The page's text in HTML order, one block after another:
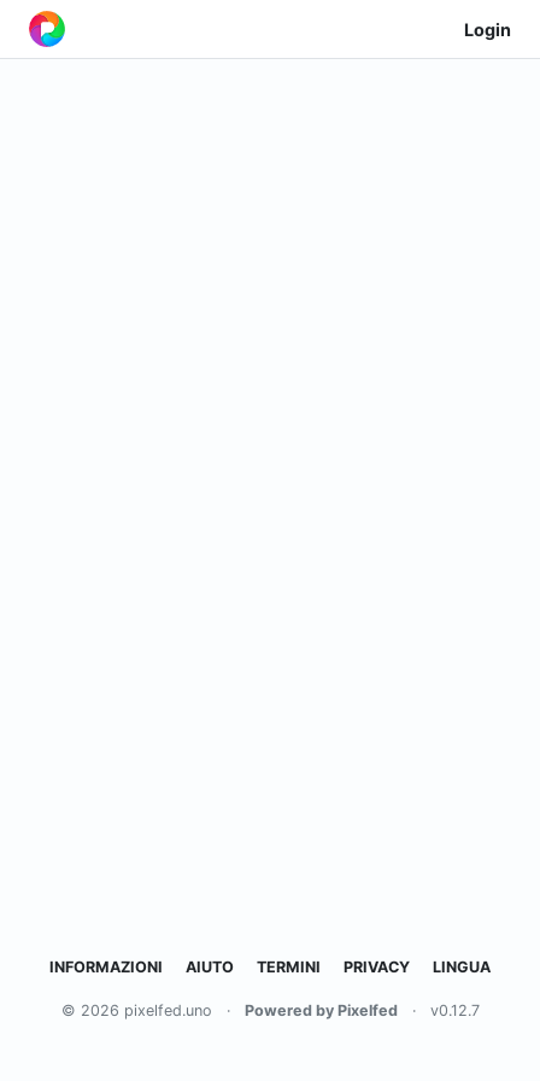
Login
INFORMAZIONI AIUTO TERMINI PRIVACY LINGUA
© 2026 pixelfed.uno · Powered by Pixelfed · v0.12.7